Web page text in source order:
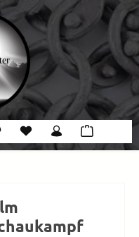
Du hast 0 Produkte auf